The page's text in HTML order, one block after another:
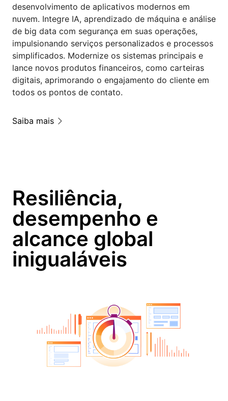
desenvolvimento de aplicativos modernos em
nuvem. Integre IA, aprendizado de máquina e análise
de big data com segurança em suas operações,
impulsionando serviços personalizados e processos
simplificados. Modernize os sistemas principais e
lance novos produtos financeiros, como carteiras
digitais, aprimorando o engajamento do cliente em
todos os pontos de contato.
Saiba mais
Resiliência,
desempenho e
alcance global
inigualáveis